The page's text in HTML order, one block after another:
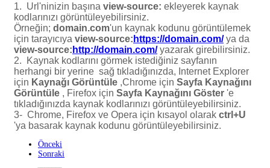
1. Url'ninizin başına view-source: ekleyerek kaynak
kodlarınızı görüntüleyebilirsiniz.
Örneğin; domain.com'un kaynak kodunu görüntülemek
için tarayıcıya view-source: https://domain.com/ya da
view-source: http://domain.com/yazarak girebilirsiniz.
2. Kaynak kodlarını görmek istediğiniz sayfanın
herhangi bir yerine sağ tıkladığınızda, Internet Explorer
için Kaynağı Görüntüle ,Chrome için Sayfa Kaynağını
Görüntüle , Firefox için Sayfa Kaynağını Göster 'e
tıkladığınızda kaynak kodlarınızı görüntüleyebilirsiniz.
3- Chrome, Firefox ve Opera için kısayol olarak ctrl+U
'ya basarak kaynak kodunu görüntüleyebilirsiniz.
Önceki
Sonraki